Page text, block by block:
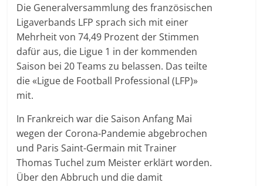
Die Generalversammlung des französischen
Ligaverbands LFP sprach sich mit einer
Mehrheit von 74,49 Prozent der Stimmen
dafür aus, die Ligue 1 in der kommenden
Saison bei 20 Teams zu belassen. Das teilte
die «Ligue de Football Professional (LFP)»
mit.
In Frankreich war die Saison Anfang Mai
wegen der Corona-Pandemie abgebrochen
und Paris Saint-Germain mit Trainer
Thomas Tuchel zum Meister erklärt worden.
Über den Abbruch und die damit